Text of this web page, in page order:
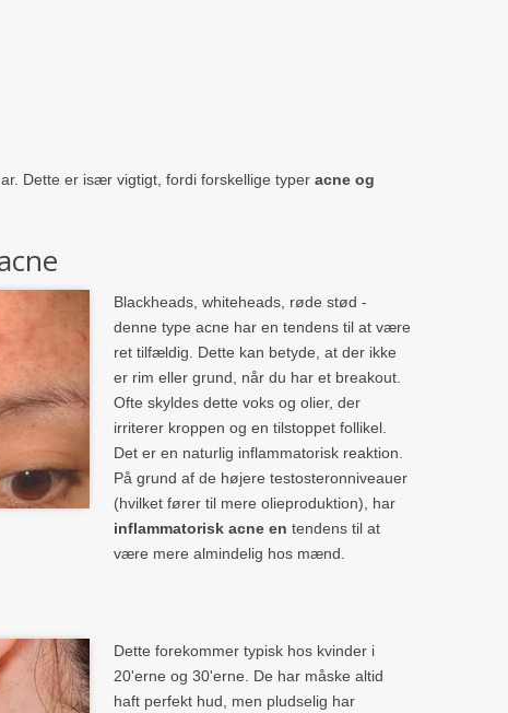
Dette er især vigtigt, fordi forskellige typer acne og
Blackheads, whiteheads, røde stød -
denne type acne har en tendens til at være
ret tilfældig. Dette kan betyde, at der ikke
er rim eller grund, når du har et breakout.
Ofte skyldes dette voks og olier, der
irriterer kroppen og en tilstoppet follikel.
Det er en naturlig inflammatorisk reaktion.
På grund af de højere testosteronniveauer
(hvilket fører til mere olieproduktion), har
inflammatorisk acne en tendens til at
være mere almindelig hos mænd.
Dette forekommer typisk hos kvinder i
20'erne og 30'erne. De har måske altid
haft perfekt hud, men pludselig har